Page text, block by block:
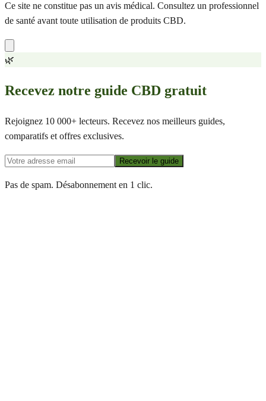
Ce site ne constitue pas un avis médical. Consultez un professionnel
de santé avant toute utilisation de produits CBD.
🌿
Recevez notre guide CBD gratuit
Rejoignez 10 000+ lecteurs. Recevez nos meilleurs guides,
comparatifs et offres exclusives.
Recevoir le guide
Pas de spam. Désabonnement en 1 clic.